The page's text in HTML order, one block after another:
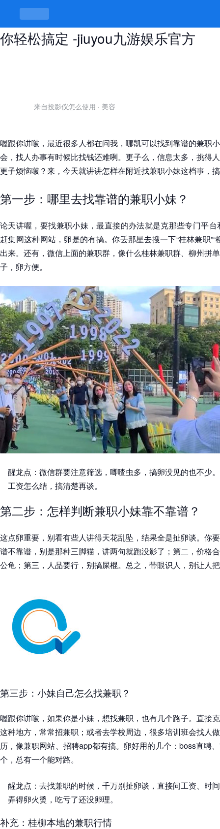
怎样在附近找兼职小妹，简单方法让
你轻松搞定 -jiuyou九游娱乐官方
来自投影仪怎么使用 · 美容
喔跟你讲啵，最近很多人都在问我，哪凯可以找到靠谱的兼职
会，找人办事有时候比找钱还难咧。更子么，信息太多，挑得
更子烦恼啵？来，今天就讲讲怎样在附近找兼职小妹这档事，
第一步：哪里去找靠谱的兼职小妹？
论天讲喔，要找兼职小妹，最直接的办法就是克那些专门平
赶集网这种网站，卵是的有搞。你丢那星去搜一下“桂林兼职
出来。还有，微信上面的兼职群，像什么桂林兼职群、柳州拼
子，卵方便。
醒龙点：微信群要注意筛选，唧喳虫多，搞卵没见的也不少
工资怎么结，搞清楚再谈。
第二步：怎样判断兼职小妹靠不靠谱？
这点卵重要，别看有些人讲得天花乱坠，结果全是扯卵谈。你
谱不靠谱，别是那种三脚猫，讲两句就跑没影了；第二，价格
公龟；第三，人品要行，别搞屎棍。总之，带眼识人，别让人
第三步：小妹自己怎么找兼职？
喔跟你讲啵，如果你是小妹，想找兼职，也有几个路子。直接
这种地方，常常招兼职；或者去学校周边，很多培训班会找人
历，像兼职网站、招聘app都有搞。卵好用的几个：boss直聘
个，总有一个能对路。
醒龙点：去找兼职的时候，千万别扯卵谈，直接问工资、时
弄得卵火烫，吃亏了还没卵理。
补充：桂柳本地的兼职行情